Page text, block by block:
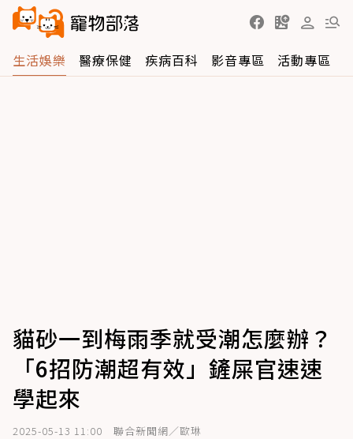
生活娛樂 醫療保健 疾病百科 影音專區 活動專區
貓砂一到梅雨季就受潮怎麼辦？
「6招防潮超有效」鏟屎官速速
學起來
2025-05-13 11:00 聯合新聞網／歐琳